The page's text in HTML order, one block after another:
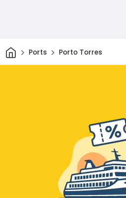
Maison
Ports Porto Torres